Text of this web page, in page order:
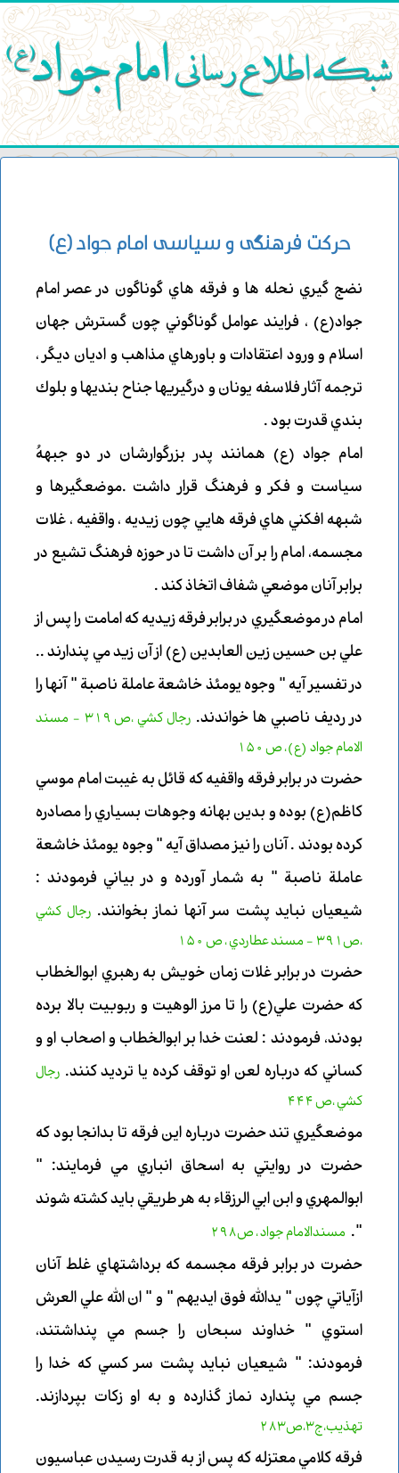
حركت فرهنگي و سياسي امام جواد (ع)
نضج گيري نحله ها و فرقه هاي گوناگون در عصر امام
جواد(ع) ، فرايند عوامل گوناگوني چون گسترش جهان
اسلام و ورود اعتقادات و باورهاي مذاهب و اديان ديگر ،
ترجمه آثار فلاسفه يونان و درگيريها جناح بنديها و بلوك
بندي قدرت بود .
امام جواد (ع) همانند پدر بزرگوارشان در دو جبههُ
سياست و فكر و فرهنگ قرار داشت .موضعگيرها و
شبهه افكني هاي فرقه هايي چون زيديه ، واقفيه ، غلات
مجسمه، امام را بر آن داشت تا در حوزه فرهنگ تشيع در
برابر آنان موضعي شفاف اتخاذ كند .
امام در موضعگيري در برابر فرقه زيديه كه امامت را پس از
علي بن حسين زين العابدين (ع) از آن زيد مي پندارند ..
در تفسير آيه " وجوه يومئذ خاشعة عاملة ناصبة " آنها را
در رديف ناصبي ها خواندند.
رجال كشي ،ص 319 - مسند
الامام جواد (ع)، ص 150
حضرت در برابر فرقه واقفيه كه قائل به غيبت امام موسي
كاظم(ع) بوده و بدين بهانه وجوهات بسياري را مصادره
كرده بودند . آنان را نيز مصداق آيه " وجوه يومئذ خاشعة
عاملة ناصبة " به شمار آورده و در بياني فرمودند :
شيعيان نبايد پشت سر آنها نماز بخوانند. رجال كشي
،ص391 - مسند عطاردي ، ص 150
حضرت در برابر غلات زمان خويش به رهبري ابوالخطاب
كه حضرت علي(ع) را تا مرز الوهيت و ربوبيت بالا برده
بودند، فرمودند : لعنت خدا بر ابوالخطاب و اصحاب او و
كساني كه درباره لعن او توقف كرده يا ترديد كنند. رجال
كشي ،ص 444
موضعگيري تند حضرت درباره اين فرقه تا بدانجا بود كه
حضرت در روايتي به اسحاق انباري مي فرمايند: "
ابوالمهري و ابن ابي الرزقاء به هر طريقي بايد كشته شوند
"
. مسندالامام جواد ، ص298
حضرت در برابر فرقه مجسمه كه برداشتهاي غلط آنان
ازآياتي چون " يدالله فوق ايديهم " و " ان الله علي العرش
استوي " خداوند سبحان را جسم مي پنداشتند،
فرمودند: " شيعيان نبايد پشت سر كسي كه خدا را
جسم مي پندارد نماز گذارده و به او زكات بپردازند.
تهذيب،ج3،ص283
فرقه كلامي معتزله كه پس از به قدرت رسيدن عباسيون